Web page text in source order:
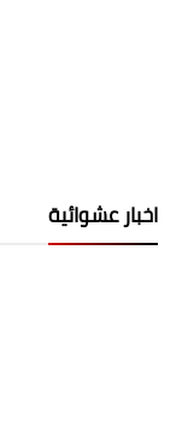
اخبار عشوائية